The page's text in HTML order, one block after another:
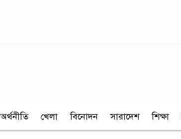
অর্থনীতি খেলা বিনোদন সারাদেশ শিক্ষা